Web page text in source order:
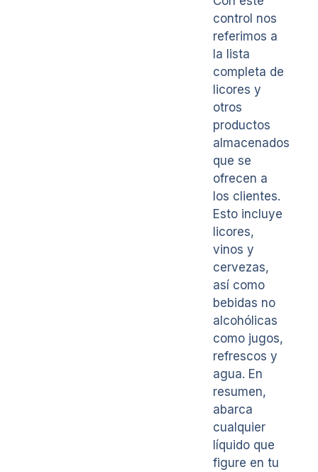
control nos
referimos a
la lista
completa de
licores y
otros
productos
almacenados
que se
ofrecen a
los clientes.
Esto incluye
licores,
vinos y
cervezas,
así como
bebidas no
alcohólicas
como jugos,
refrescos y
agua. En
resumen,
abarca
cualquier
líquido que
figure en tu